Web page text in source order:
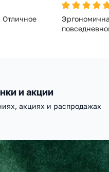
и акции
акциях и распродажах